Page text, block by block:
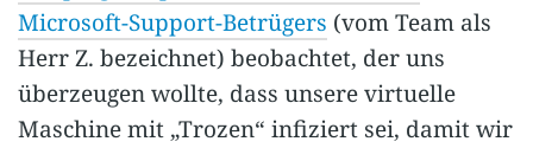
Microsoft-Support-Betrügers (vom Team als
Herr Z. bezeichnet) beobachtet, der uns
überzeugen wollte, dass unsere virtuelle
Maschine mit „Trozen“ infiziert sei, damit wir